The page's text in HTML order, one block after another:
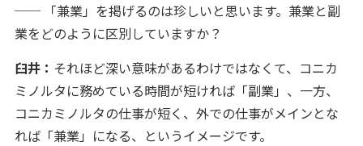
── 「兼業」を掲げるのは珍しいと思います。兼業と副
業をどのように区別していますか？
臼井： それほど深い意味があるわけではなくて、コニカ
ミノルタに務めている時間が短ければ「副業」、一方、
コニカミノルタの仕事が短く、外での仕事がメインとな
れば「兼業」になる、というイメージです。